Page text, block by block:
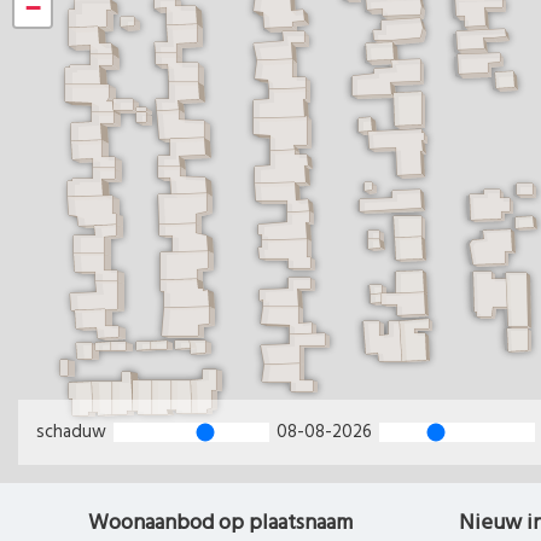
−
schaduw 08-08-2026
Woonaanbod op plaatsnaam Nieuw